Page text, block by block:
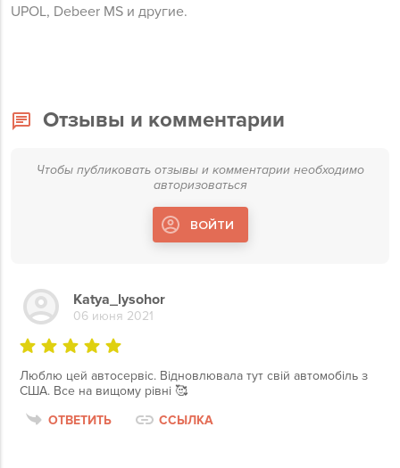
UPOL, Debeer MS и другие.
Отзывы и комментарии
Чтобы публиковать отзывы и комментарии необходимо
авторизоваться
ВОЙТИ
Katya_lysohor
06 июня 2021
Люблю цей автосервіс. Відновлювала тут свій автомобіль з
США. Все на вищому рівні 🥰
ОТВЕТИТЬ
ССЫЛКА